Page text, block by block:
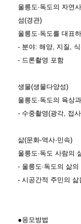
울릉도·독도의 자연
섬(경관)
울릉도·독도를 대표
- 분야: 해양, 지질,
- 드론촬영 포함
생물(생물다양성)
울릉도·독도의 육상
- 수중촬영(광각, 접
삶(문화-역사·민속)
울릉도·독도 사람의
- 울릉도·독도의 삶
- 시공간적 주민의 삶
●응모방법